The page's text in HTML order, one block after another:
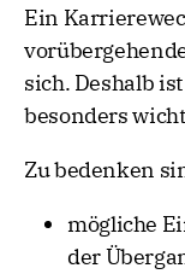
Ein
sich. Deshalb
besonders
Zu bedenken
mögliche
der